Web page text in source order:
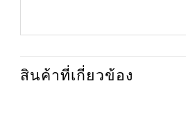
สินค้าที่เกี่ยวข้อง